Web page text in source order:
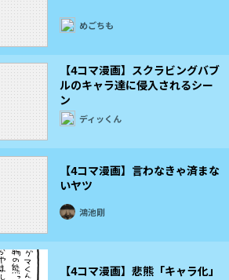
めごちも
【4コマ漫画】スクラビングバブ
ルのキャラ達に侵入されるシー
ン
ディッくん
【4コマ漫画】言わなきゃ済まな
いヤツ
鴻池剛
【4コマ漫画】悲熊「キャラ化」